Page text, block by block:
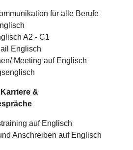
für alle Berufe
A2 - C1
Englisch
Meeting auf Englisch
&
auf Englisch
Anschreiben auf Englisch